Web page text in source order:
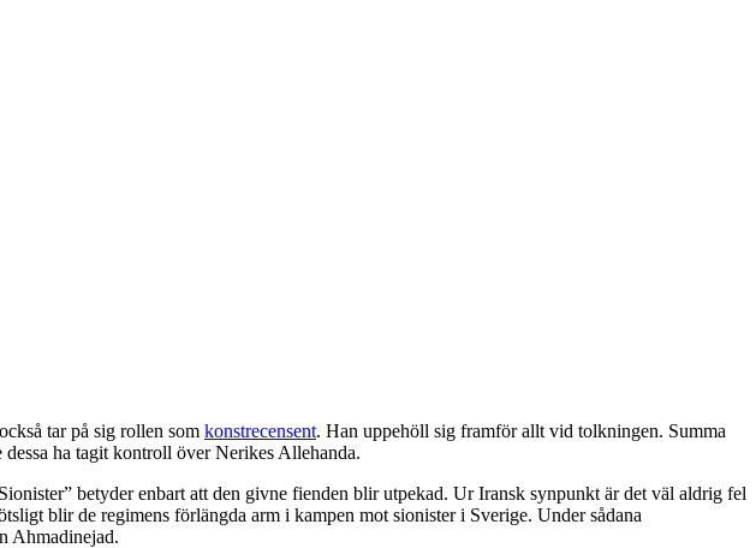
tar på sig rollen som konstrecensent. Han uppehöll sig framför allt vid tolkningen. Summa
ha tagit kontroll över Nerikes Allehanda.
betyder enbart att den givne fienden blir utpekad. Ur Iransk synpunkt är det väl aldrig fel
blir de regimens förlängda arm i kampen mot sionister i Sverige. Under sådana
Ahmadinejad.